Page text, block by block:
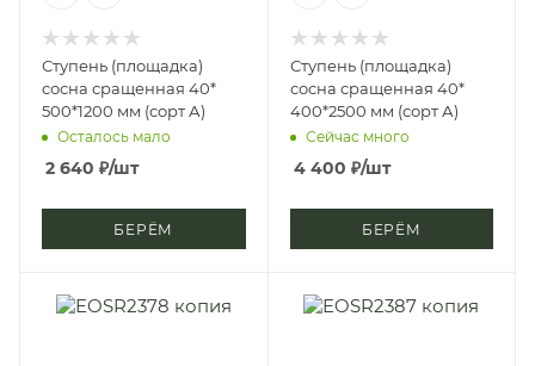
Ступень (площадка)
сосна сращенная 40*
500*1200 мм (сорт А)
Осталось мало
2 640 ₽/шт
БЕРЁМ
Ступень (площадка)
сосна сращенная 40*
400*2500 мм (сорт А)
Сейчас много
4 400 ₽/шт
БЕРЁМ